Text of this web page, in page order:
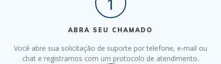
ABRA SEU CHAMADO
Você abre sua solicitação de suporte por telefone, e-mail ou
chat e registramos com um protocolo de atendimento.